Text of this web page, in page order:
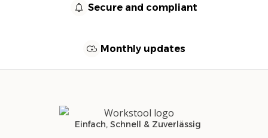
Secure and compliant
Monthly updates
Einfach, Schnell & Zuverlässig